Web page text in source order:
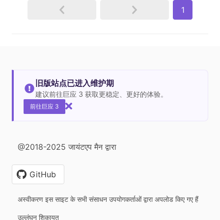
1
旧版站点已进入维护期
建议前往巨应 3 获取更稳定、更好的体验。
前往巨应 3
@2018-2025 जायंटएप मैन द्वारा
GitHub
अस्वीकरण इस साइट के सभी संसाधन उपयोगकर्ताओं द्वारा अपलोड किए गए हैं
उल्लंघन शिकायत